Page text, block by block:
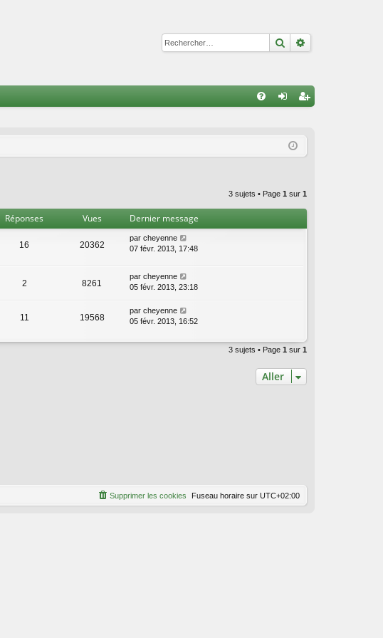
Rechercher
cri
3 sujets • Page 1 sur 1
Réponses Vues Dernier message
16 20362
par cheyenne
07 févr. 2013, 17:48
2 8261
par cheyenne
05 févr. 2013, 23:18
11 19568
par cheyenne
05 févr. 2013, 16:52
3 sujets • Page 1 sur 1
Aller
Fuseau horaire sur UTC+02:00
Supprimer les cookies